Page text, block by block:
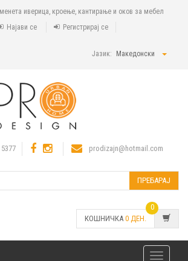
иверица, кроење, кантирање и оков за мебел
Најави се
Регистрирај се
Јазик: Македонски
prodizajn@hotmail.com
ПРЕБАРАЈ
КОШНИЧКА 0 ДЕН.
0
Toggle